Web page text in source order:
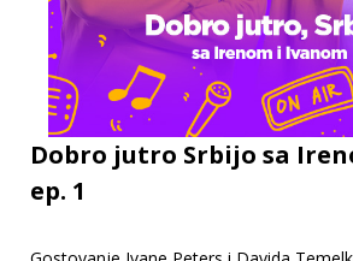
Dobro jutro Srbijo sa
ep. 1